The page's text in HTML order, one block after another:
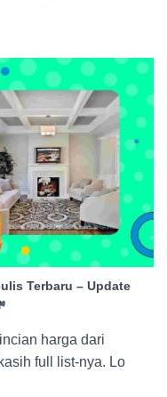
Terbaru – Update
harga dari
full list-nya. Lo